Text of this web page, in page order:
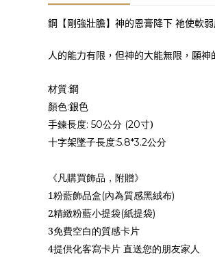
鋼 【剛強壯膽】 神的恩膏降下 祂使軟
人的能力有限，但神的大能無限，願
材質:鋼
顏色:銀色
手鍊長度: 50公分 (20寸)
十字架墜子長度:5.8*3.2公分
《凡購買飾品，附贈》
1粉藍飾品盒(內為質感黑絨布)
2精緻粉藍小提袋(紙提袋)
3免費空白的質感卡片
4提供化客寫卡片 直送您的朋友家人